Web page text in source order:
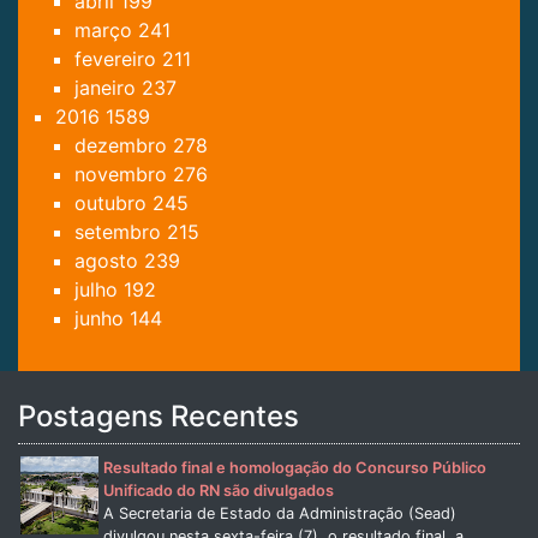
março 241
fevereiro 211
janeiro 237
2016 1589
dezembro 278
novembro 276
outubro 245
setembro 215
agosto 239
julho 192
junho 144
Postagens Recentes
Resultado final e homologação do Concurso Público
Unificado do RN são divulgados
A Secretaria de Estado da Administração (Sead)